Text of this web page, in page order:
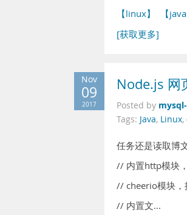
【linux】 【java
[获取更多]
Nov
09
2017
Node.js 网
Posted by
Tags: Java, Linux,
任务还是读取博
// 内置http模块
// cheerio模块，
// 内置文...